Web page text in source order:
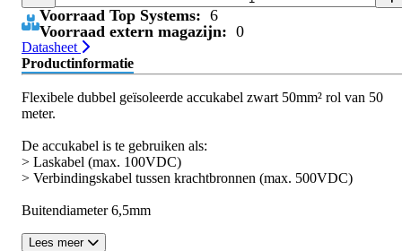
Voorraad Top Systems: 6
Voorraad extern magazijn: 0
Datasheet
Productinformatie
Flexibele dubbel geïsoleerde accukabel zwart 50mm² rol van 50
meter.
De accukabel is te gebruiken als:
> Laskabel (max. 100VDC)
> Verbindingskabel tussen krachtbronnen (max. 500VDC)
Buitendiameter 6,5mm
Lees meer